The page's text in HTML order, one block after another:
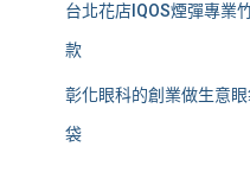
台北花店IQOS煙彈專業
款
彰化眼科的創業做生意
袋